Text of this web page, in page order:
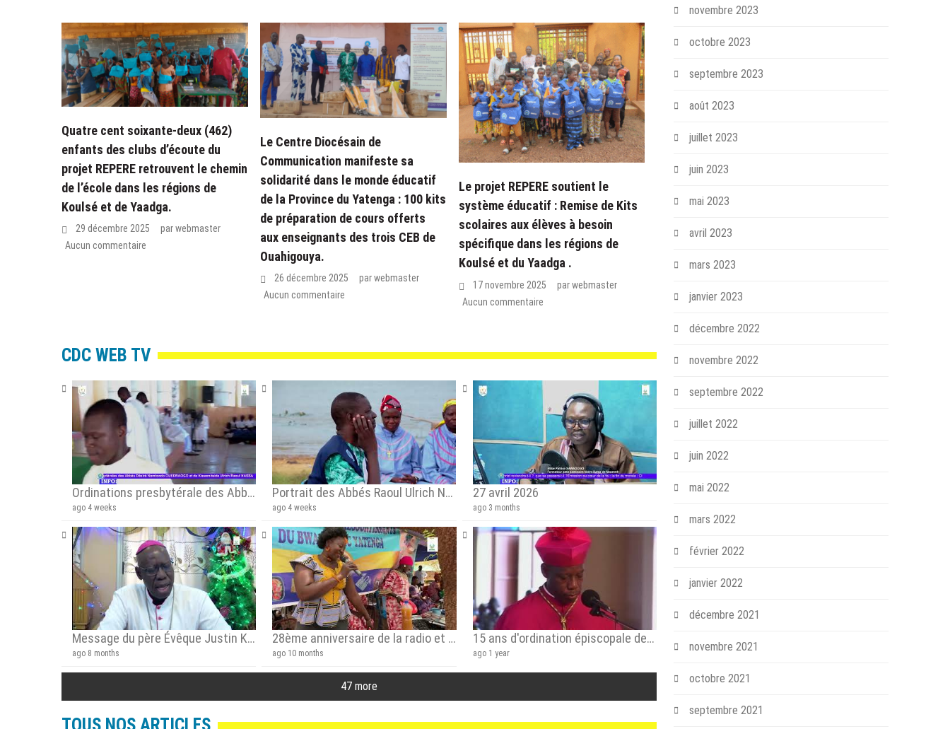
Quatre cent soixante-deux (462)
enfants des clubs d’écoute du
projet REPERE retrouvent le chemin
de l’école dans les régions de
Koulsé et de Yaadga.
29 décembre 2025 parwebmaster
Aucun commentaire
Le Centre Diocésain de
Communication manifeste sa
solidarité dans le monde éducatif
de la Province du Yatenga : 100 kits
de préparation de cours offerts
aux enseignants des trois CEB de
Ouahigouya.
26 décembre 2025 parwebmaster
Aucun commentaire
Le projet REPERE soutient le
système éducatif : Remise de Kits
scolaires aux élèves à besoin
spécifique dans les régions de
Koulsé et du Yaadga .
17 novembre 2025 parwebmaster
Aucun commentaire
CDC WEB TV
Ordinations presbytérale des Abbés Kiswendsida Raoul Ulrich NASSA et de Nomtondo Désiré OUEDRAOGO
ago 4 weeks
Portrait des Abbés Raoul Ulrich NASSA et de Désiré OUEDRAOGO
ago 4 weeks
27 avril 2026
ago 3 months
Message du père Évêque Justin KIENTEGA a l’occasion de la fête de Noël et du nouvel an
ago 8 months
28ème anniversaire de la radio et la journée des communautés le 1er et le 02 Novembre 2025!
ago 10 months
15 ans d'ordination épiscopale de Mgr Justin KIENTEGA
ago 1 year
47 more
novembre 2023
octobre 2023
septembre 2023
août 2023
juillet 2023
juin 2023
mai 2023
avril 2023
mars 2023
janvier 2023
décembre 2022
novembre 2022
septembre 2022
juillet 2022
juin 2022
mai 2022
mars 2022
février 2022
janvier 2022
décembre 2021
novembre 2021
octobre 2021
septembre 2021